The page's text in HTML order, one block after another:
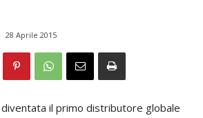
- 28 Aprile 2015
il primo distributore globale